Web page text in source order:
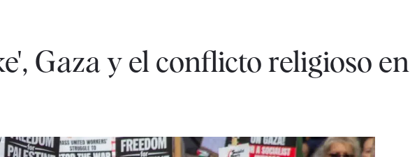
Gaza y el conflicto religioso en